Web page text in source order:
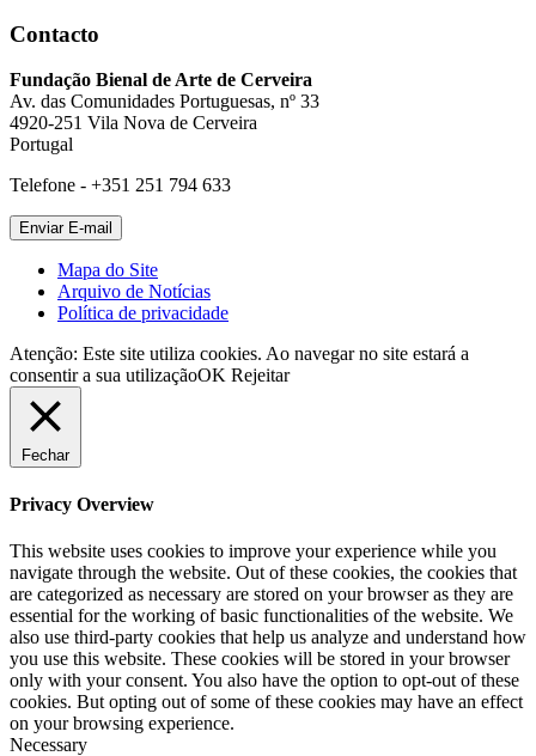
Contacto
Fundação Bienal de Arte de Cerveira
Av. das Comunidades Portuguesas, nº 33
4920-251 Vila Nova de Cerveira
Portugal
Telefone - +351 251 794 633
Mapa do Site
Arquivo de Notícias
Política de privacidade
Atenção: Este site utiliza cookies. Ao navegar no site estará a
consentir a sua utilizaçãoOK Rejeitar
Fechar
Privacy Overview
This website uses cookies to improve your experience while you
navigate through the website. Out of these cookies, the cookies that
are categorized as necessary are stored on your browser as they are
essential for the working of basic functionalities of the website. We
also use third-party cookies that help us analyze and understand how
you use this website. These cookies will be stored in your browser
only with your consent. You also have the option to opt-out of these
cookies. But opting out of some of these cookies may have an effect
on your browsing experience.
Necessary